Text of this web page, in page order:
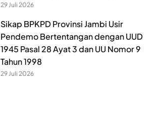
29 Juli 2026
Sikap BPKPD Provinsi Jambi Usir
Pendemo Bertentangan dengan UUD
1945 Pasal 28 Ayat 3 dan UU Nomor 9
Tahun 1998
29 Juli 2026